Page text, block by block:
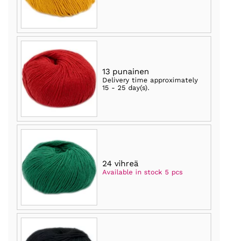
13 punainen
Delivery time approximately
15 - 25 day(s).
24 vihreä
Available in stock 5 pcs